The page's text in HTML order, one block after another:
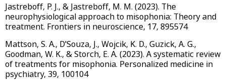
Jastreboff, P. J., & Jastreboff, M. M. (2023). The
neurophysiological approach to misophonia: Theory and
treatment. Frontiers in neuroscience, 17, 895574
Mattson, S. A., D'Souza, J., Wojcik, K. D., Guzick, A. G.,
Goodman, W. K., & Storch, E. A. (2023). A systematic review
of treatments for misophonia. Personalized medicine in
psychiatry, 39, 100104